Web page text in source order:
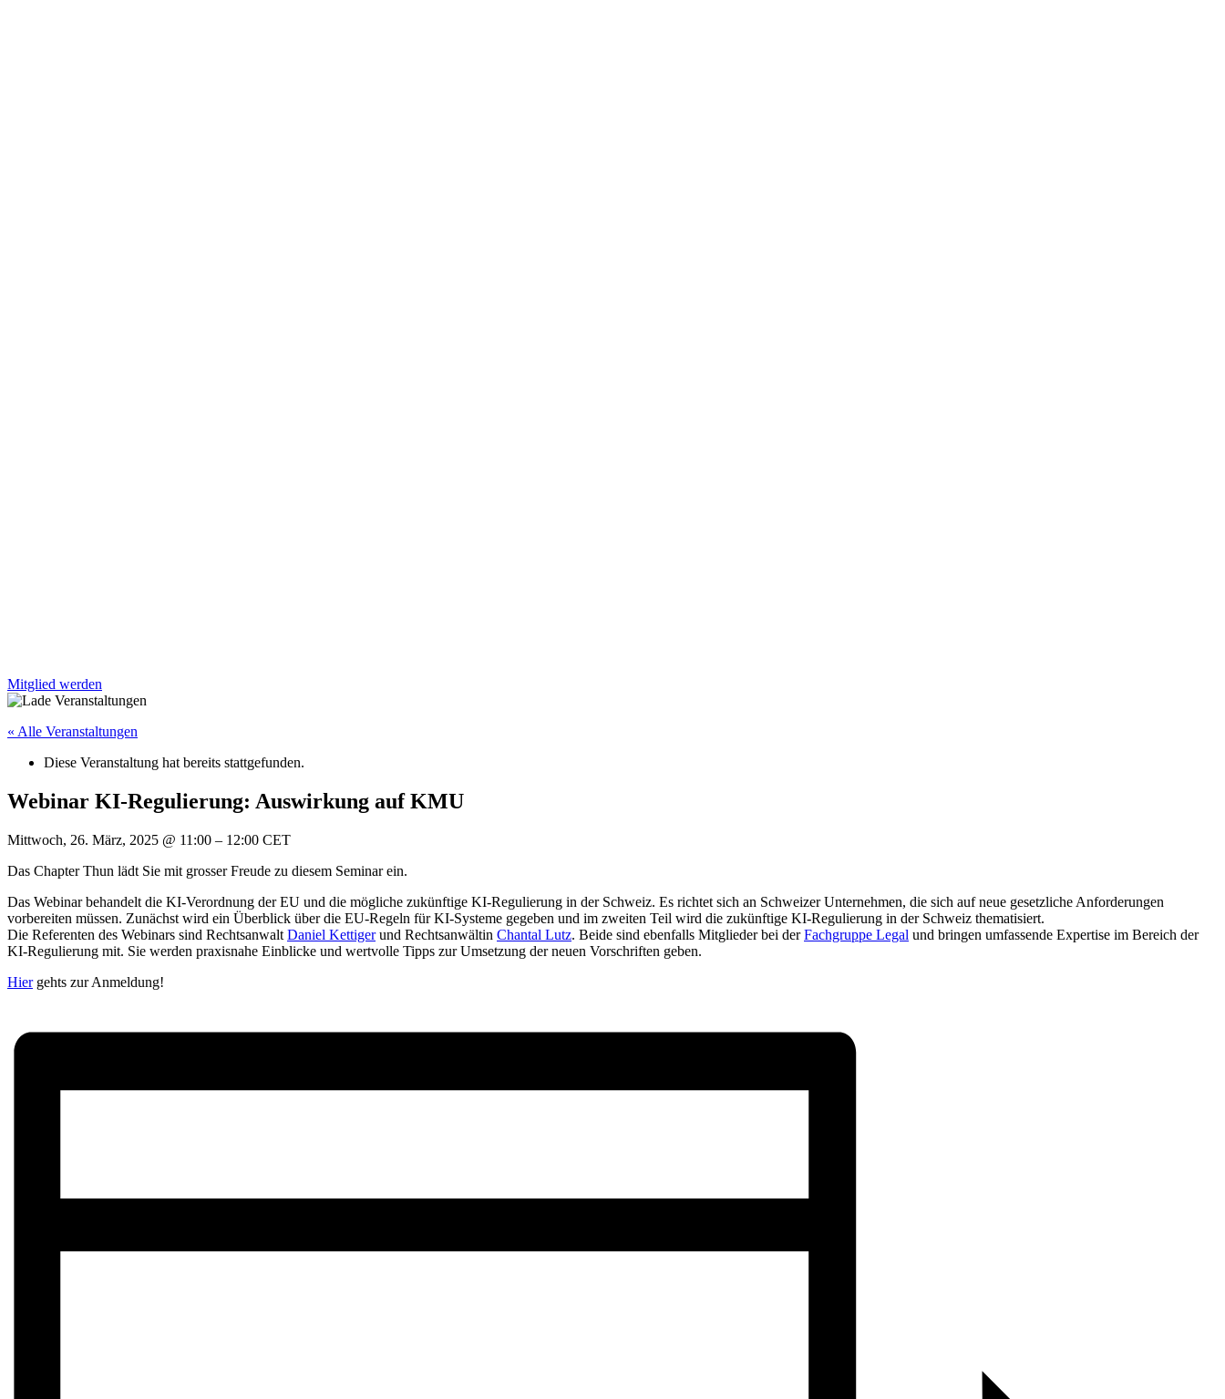
Mitglied werden
« Alle Veranstaltungen
Diese Veranstaltung hat bereits stattgefunden.
Webinar KI-Regulierung: Auswirkung auf KMU
Mittwoch, 26. März, 2025 @ 11:00 – 12:00 CET
Das Chapter Thun lädt Sie mit grosser Freude zu diesem Seminar ein.
Das Webinar behandelt die KI-Verordnung der EU und die mögliche zukünftige KI-Regulierung in der Schweiz. Es richtet sich an Schweizer Unternehmen, die sich auf neue gesetzliche Anforderungen
vorbereiten müssen. Zunächst wird ein Überblick über die EU-Regeln für KI-Systeme gegeben und im zweiten Teil wird die zukünftige KI-Regulierung in der Schweiz thematisiert.
Die Referenten des Webinars sind Rechtsanwalt Daniel Kettigerund Rechtsanwältin Chantal Lutz. Beide sind ebenfalls Mitglieder bei derFachgruppe Legal und bringen umfassende Expertise im Bereich der
KI-Regulierung mit. Sie werden praxisnahe Einblicke und wertvolle Tipps zur Umsetzung der neuen Vorschriften geben.
Hiergehts zur Anmeldung!